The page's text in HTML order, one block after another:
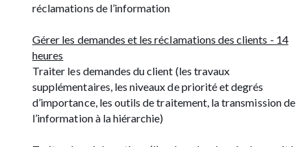
réclamations de l’information
Gérer les demandes et les réclamations des clients - 14
heures
Traiter les demandes du client (les travaux
supplémentaires, les niveaux de priorité et degrés
d’importance, les outils de traitement, la transmission de
l’information à la hiérarchie)